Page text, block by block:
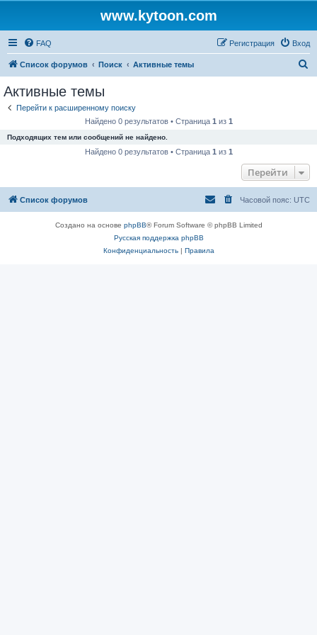
www.kytoon.com
FAQ Вход
Регистрация
Список форумов Поиск Активные темы
Активные темы
Перейти к расширенному поиску
Найдено 0 результатов • Страница 1 из 1
Подходящих тем или сообщений не найдено.
Найдено 0 результатов • Страница 1 из 1
Перейти
Список форумов Часовой пояс: UTC
Создано на основе phpBB® Forum Software © phpBB Limited
Русская поддержка phpBB
Конфиденциальность| Правила